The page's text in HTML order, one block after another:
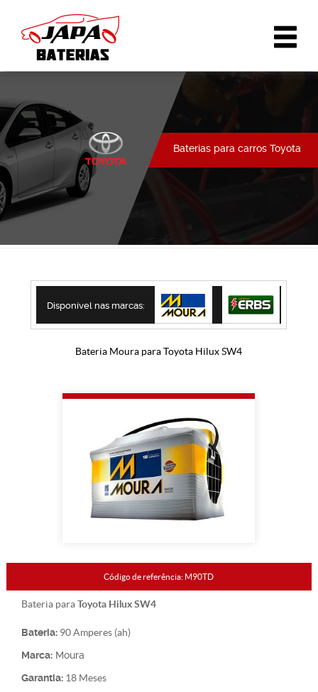
Baterias para carros Toyota
Disponível nas marcas:
Bateria Moura para Toyota Hilux SW4
Código de referência: M90TD
Bateria paraToyota Hilux SW4
Bateria: 90 Amperes (ah)
Marca: Moura
Garantia: 18 Meses